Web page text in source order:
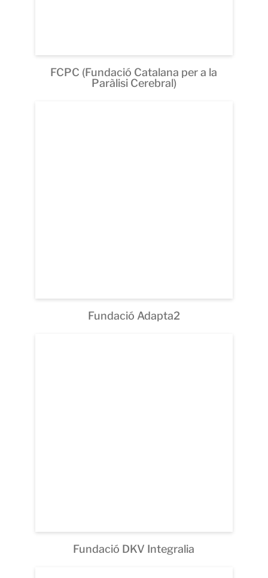
FCPC (Fundació Catalana per a la
Paràlisi Cerebral)
Fundació Adapta2
Fundació DKV Integralia